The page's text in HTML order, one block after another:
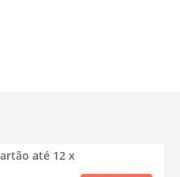
até 12 x